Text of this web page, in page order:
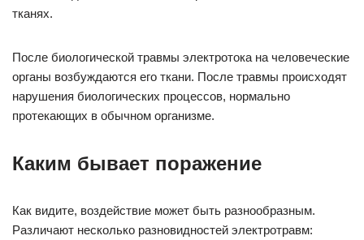
тканях.
После биологической травмы электротока на человеческие
органы возбуждаются его ткани. После травмы происходят
нарушения биологических процессов, нормально
протекающих в обычном организме.
Каким бывает поражение
Как видите, воздействие может быть разнообразным.
Различают несколько разновидностей электротравм: